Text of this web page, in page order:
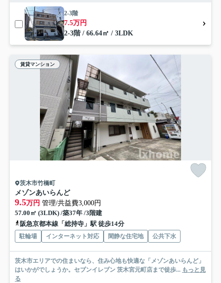
2-3階
7.5万円
2-3階 / 66.64㎡ / 3LDK
賃貸マンション
茨木市竹橋町
メゾンあいらんど
9.5万円 管理/共益費3,000円
57.00㎡ (3LDK) /築37年 /3階建
阪急京都本線「総持寺」駅 徒歩14分
駐輪場 インターネット対応 閑静な住宅地 公共下水
茨木市エリアでの住まいなら、住み心地も快適な「メゾンあいらんど」
はいかがでしょうか。セブンイレブン 茨木宮元町店まで徒歩... もっと見
る